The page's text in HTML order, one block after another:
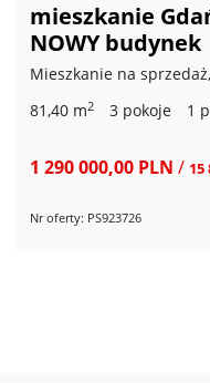
mieszkanie
NOWY budynek
Mieszkanie na
81,40 m2 3 pokoje 1
1 290 000,00 PLN / 15
Nr oferty: PS923726